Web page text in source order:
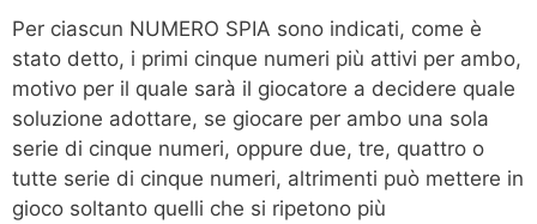
Per ciascun NUMERO SPIA sono indicati, come è
stato detto, i primi cinque numeri più attivi per ambo,
motivo per il quale sarà il giocatore a decidere quale
soluzione adottare, se giocare per ambo una sola
serie di cinque numeri, oppure due, tre, quattro o
tutte serie di cinque numeri, altrimenti può mettere in
gioco soltanto quelli che si ripetono più